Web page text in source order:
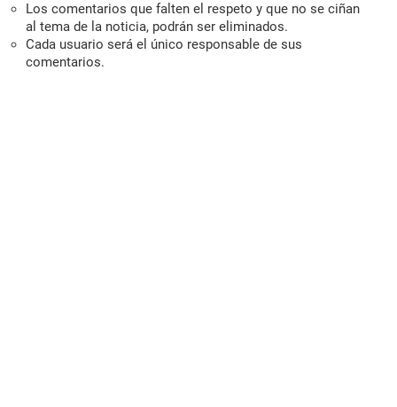
Los comentarios que falten el respeto y que no se ciñan
al tema de la noticia, podrán ser eliminados.
Cada usuario será el único responsable de sus
comentarios.